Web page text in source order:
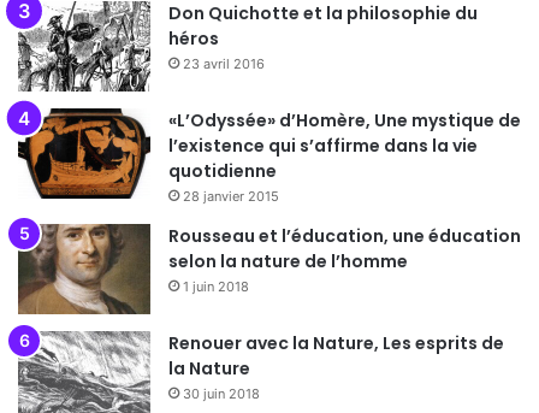
Don Quichotte et la philosophie du
héros
23 avril 2016
«L’Odyssée» d’Homère, Une mystique de
l’existence qui s’affirme dans la vie
quotidienne
28 janvier 2015
Rousseau et l’éducation, une éducation
selon la nature de l’homme
1 juin 2018
Renouer avec la Nature, Les esprits de
la Nature
30 juin 2018